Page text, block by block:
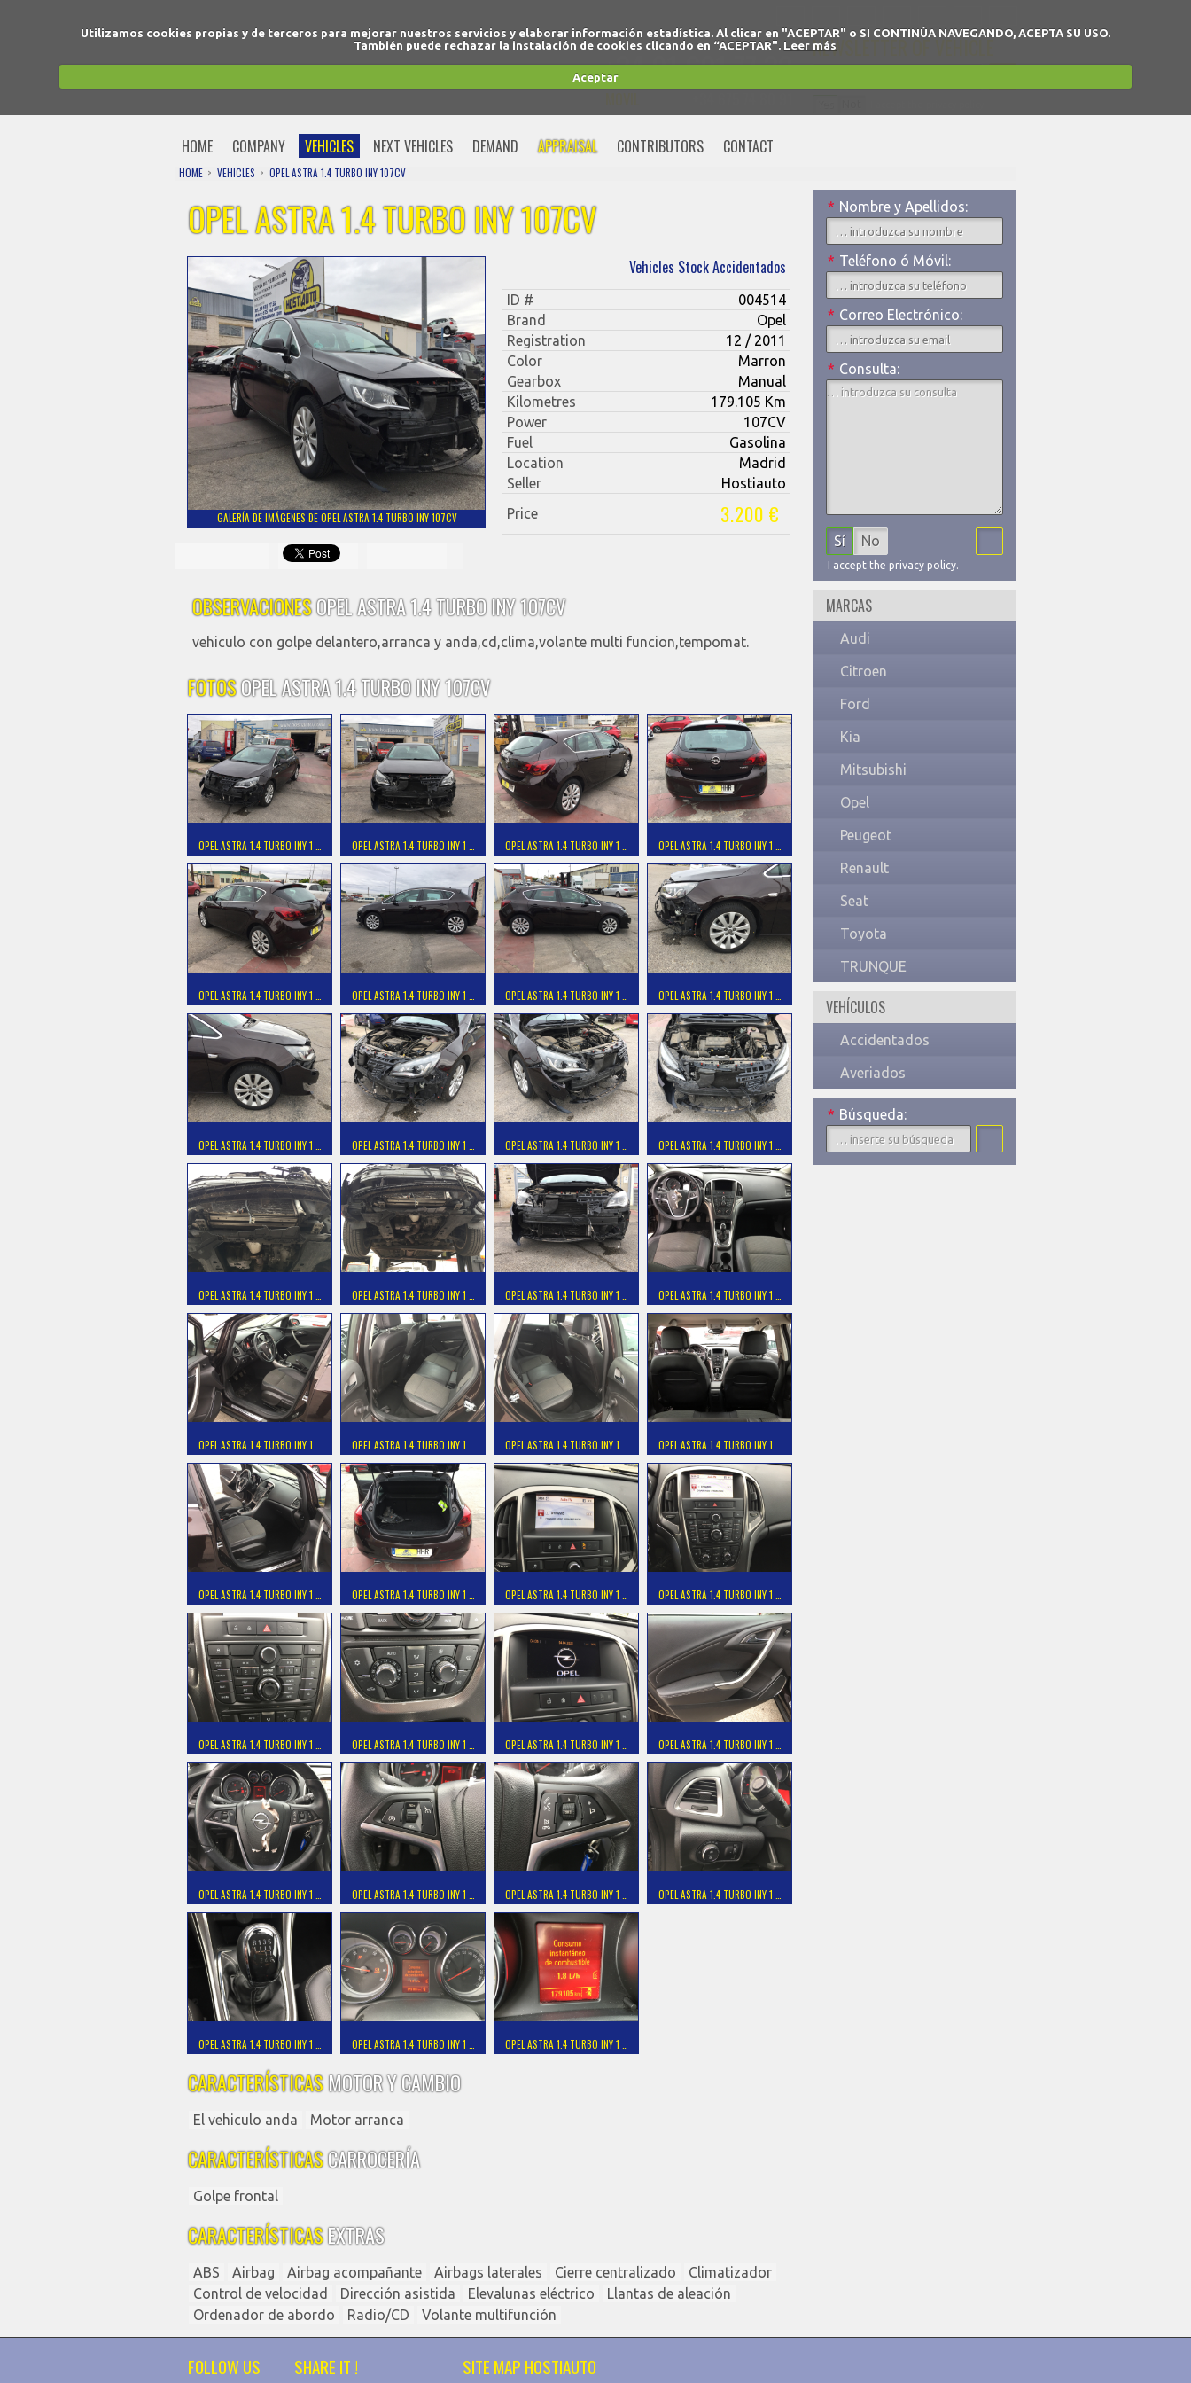
Utilizamos cookies propias y de terceros para mejorar nuestros servicios y elaborar información estadística. Al clicar en "ACEPTAR" o SI CONTINÚA NAVEGANDO, ACEPTA SU USO.
También puede rechazar la instalación de cookies clicando en “ACEPTAR". Leer más
Aceptar+34 91 691 77 32 NEWSLETTER OF VEHICLE
HOME COMPANY VEHICLES NEXT VEHICLES DEMAND APPRAISAL CONTRIBUTORS CONTACT
HOME VEHICLES OPEL ASTRA 1.4 TURBO INY 107CV
Nombre y Apellidos:
*
Teléfono ó Móvil:
*
Correo Electrónico:
*
Consulta:
*
Sí No
I accept the privacy policy.
MARCAS
Audi
Citroen
Ford
Kia
Mitsubishi
Opel
Peugeot
Renault
Seat
Toyota
TRUNQUE
VEHÍCULOS
Accidentados
Averiados
Búsqueda:
*
OPEL ASTRA 1.4 TURBO INY 107CV
GALERÍA DE IMÁGENES DE OPEL ASTRA 1.4 TURBO INY 107CV
Vehicles Stock Accidentados
ID #
004514
Brand
Opel
Registration
12 / 2011
Color
Marron
Gearbox
Manual
Kilometres
179.105 Km
Power
107CV
Fuel
Gasolina
Location
Madrid
Seller
Hostiauto
Price
3.200 €
OBSERVACIONESOPEL ASTRA 1.4 TURBO INY 107CV
vehiculo con golpe delantero,arranca y anda,cd,clima,volante multi funcion,tempomat.
FOTOSOPEL ASTRA 1.4 TURBO INY 107CV
OPEL ASTRA 1.4 TURBO INY 1 … OPEL ASTRA 1.4 TURBO INY 1 … OPEL ASTRA 1.4 TURBO INY 1 … OPEL ASTRA 1.4 TURBO INY 1 …
OPEL ASTRA 1.4 TURBO INY 1 … OPEL ASTRA 1.4 TURBO INY 1 … OPEL ASTRA 1.4 TURBO INY 1 … OPEL ASTRA 1.4 TURBO INY 1 …
OPEL ASTRA 1.4 TURBO INY 1 … OPEL ASTRA 1.4 TURBO INY 1 … OPEL ASTRA 1.4 TURBO INY 1 … OPEL ASTRA 1.4 TURBO INY 1 …
OPEL ASTRA 1.4 TURBO INY 1 … OPEL ASTRA 1.4 TURBO INY 1 … OPEL ASTRA 1.4 TURBO INY 1 … OPEL ASTRA 1.4 TURBO INY 1 …
OPEL ASTRA 1.4 TURBO INY 1 … OPEL ASTRA 1.4 TURBO INY 1 … OPEL ASTRA 1.4 TURBO INY 1 … OPEL ASTRA 1.4 TURBO INY 1 …
OPEL ASTRA 1.4 TURBO INY 1 … OPEL ASTRA 1.4 TURBO INY 1 … OPEL ASTRA 1.4 TURBO INY 1 … OPEL ASTRA 1.4 TURBO INY 1 …
OPEL ASTRA 1.4 TURBO INY 1 … OPEL ASTRA 1.4 TURBO INY 1 … OPEL ASTRA 1.4 TURBO INY 1 … OPEL ASTRA 1.4 TURBO INY 1 …
OPEL ASTRA 1.4 TURBO INY 1 … OPEL ASTRA 1.4 TURBO INY 1 … OPEL ASTRA 1.4 TURBO INY 1 … OPEL ASTRA 1.4 TURBO INY 1 …
OPEL ASTRA 1.4 TURBO INY 1 … OPEL ASTRA 1.4 TURBO INY 1 … OPEL ASTRA 1.4 TURBO INY 1 …
CARACTERÍSTICASMOTOR Y CAMBIO
El vehiculo anda Motor arranca
CARACTERÍSTICASCARROCERÍA
Golpe frontal
CARACTERÍSTICASEXTRAS
ABS Airbag Airbag acompañante Airbags laterales Cierre centralizado
Climatizador
Control de velocidad
Dirección asistida Elevalunas eléctrico
Llantas de aleación
Ordenador de abordo
Radio/CD Volante multifunción
FOLLOW US SHARE IT ! SITE MAP HOSTIAUTO